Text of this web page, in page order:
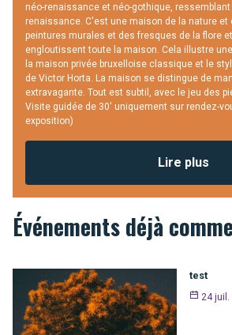
néo-renaissance et néo-gothique,
renaissance. C'est une maison de la nature et
peintures murales et des fresques de la flore
engloutissent toute la maison. Cela illustre
la maison privée bruxelloise classique et le
de Victor Horta. La maison se distingue de
extravagante. Tout est subtil, avec le jeu des
Visite guidée de 30' uniquement sur rendez-
exposition)
Lire plus
Événements déjà
test
24 juil.